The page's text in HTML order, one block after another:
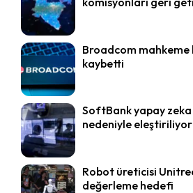
Broadcom mahkeme
kaybetti
SoftBank yapay zeka
nedeniyle eleştiriliyor
Robot üreticisi
değerleme hedefi